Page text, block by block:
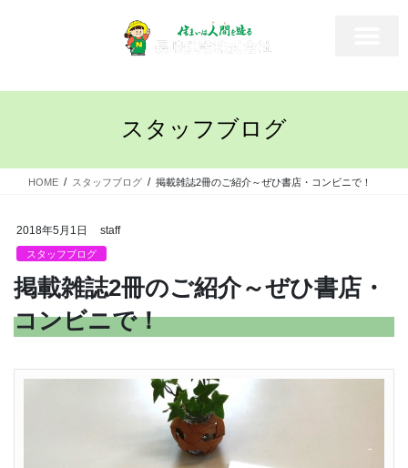
スタッフブログ
HOME スタッフブログ 掲載雑誌2冊のご紹介～ぜひ書店・コンビニで！
2018年5月1日 staff
スタッフブログ
掲載雑誌2冊のご紹介～ぜひ書店・
コンビニで！